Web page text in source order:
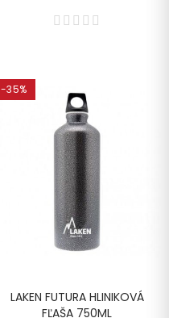
-35%
LAKEN FUTURA HLINIKOVÁ
FĽAŠA 750ML